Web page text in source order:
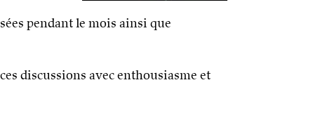
pendant le mois ainsi que
discussions avec enthousiasme et